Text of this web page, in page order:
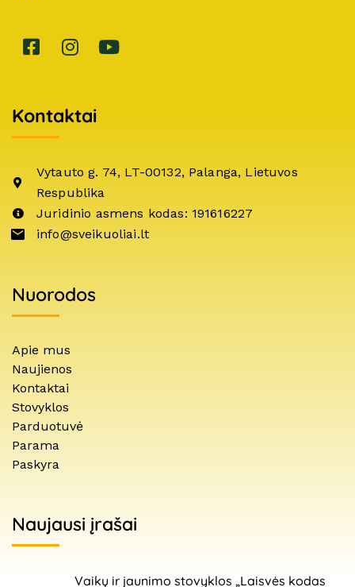
Kontaktai
Vytauto g. 74, LT-00132, Palanga, Lietuvos
Respublika
Juridinio asmens kodas: 191616227
info@sveikuoliai.lt
Nuorodos
Apie mus
Naujienos
Kontaktai
Stovyklos
Parduotuvė
Parama
Paskyra
Naujausi įrašai
Vaikų ir jaunimo stovyklos „Laisvės kodas